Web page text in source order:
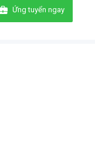
Ứng tuyển ngay